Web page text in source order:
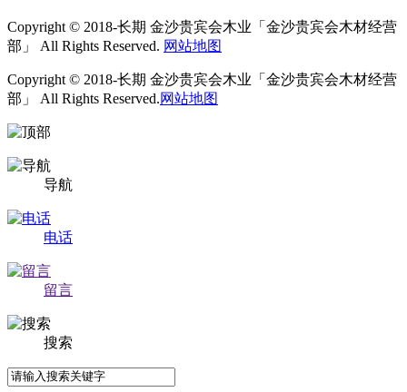
Copyright © 2018-长期 金沙贵宾会木业「金沙贵宾会木材经营
部」 All Rights Reserved. 网站地图
Copyright © 2018-长期 金沙贵宾会木业「金沙贵宾会木材经营
部」 All Rights Reserved.网站地图
导航
电话
留言
搜索